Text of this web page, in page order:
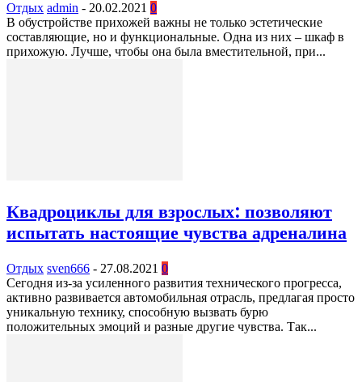
Отдых admin - 20.02.2021 0
В обустройстве прихожей важны не только эстетические
составляющие, но и функциональные. Одна из них – шкаф в
прихожую. Лучше, чтобы она была вместительной, при...
Квадроциклы для взрослых: позволяют
испытать настоящие чувства адреналина
Отдых sven666 - 27.08.2021 0
Сегодня из-за усиленного развития технического прогресса,
активно развивается автомобильная отрасль, предлагая просто
уникальную технику, способную вызвать бурю
положительных эмоций и разные другие чувства. Так...